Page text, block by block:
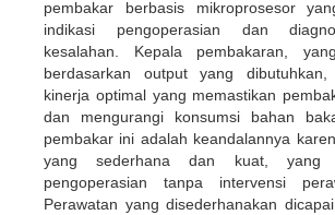
pembakar berbasis mikroprosesor
indikasi pengoperasian dan
kesalahan. Kepala pembakaran,
berdasarkan output yang dibutuhkan,
kinerja optimal yang memastikan
dan mengurangi konsumsi bahan
pembakar ini adalah keandalannya
yang sederhana dan kuat, yang
pengoperasian tanpa intervensi
Perawatan yang disederhanakan